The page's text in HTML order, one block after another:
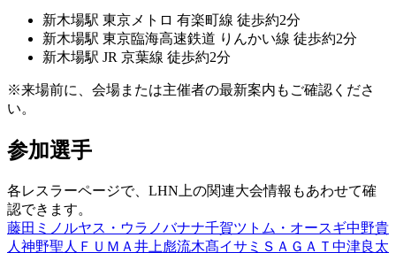
新木場駅 東京メトロ 有楽町線 徒歩約2分
新木場駅 東京臨海高速鉄道 りんかい線 徒歩約2分
新木場駅 JR 京葉線 徒歩約2分
※来場前に、会場または主催者の最新案内もご確認くださ
い。
参加選手
各レスラーページで、LHN上の関連大会情報もあわせて確
認できます。
藤田ミノルヤス・ウラノバナナ千賀ツトム・オースギ中野貴
人 神野聖人 ＦＵＭＡ 井上彪流木髙イサミ ＳＡＧＡＴ 中津良太